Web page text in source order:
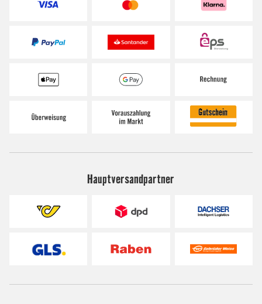
Hauptversandpartner